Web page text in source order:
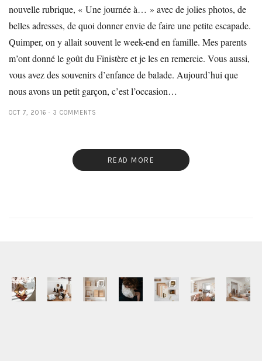
nouvelle rubrique, « Une journée à… » avec de jolies photos, de
belles adresses, de quoi donner envie de faire une petite escapade.
Quimper, on y allait souvent le week-end en famille. Mes parents
m’ont donné le goût du Finistère et je les en remercie. Vous aussi,
vous avez des souvenirs d’enfance de balade. Aujourd’hui que
nous avons un petit garçon, c’est l’occasion…
OCT 7, 2016 3 COMMENTS
READ MORE